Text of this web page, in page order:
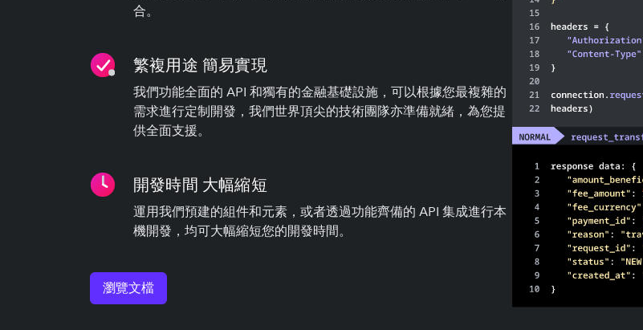
合。
繁複用途 簡易實現
我們功能全面的 API 和獨有的金融基礎設施，可以根據您最複雜的
需求進行定制開發，我們世界頂尖的技術團隊亦準備就緒，為您提
供全面支援。
開發時間 大幅縮短
運用我們預建的組件和元素，或者透過功能齊備的 API 集成進行本
機開發，均可大幅縮短您的開發時間。
瀏覽文檔